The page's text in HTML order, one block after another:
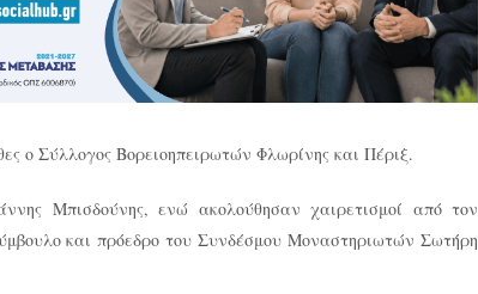
ο Σύλλογος Βορειοηπειρωτών Φλωρίνης και Πέριξ.
Μπισδούνης, ενώ ακολούθησαν χαιρετισμοί από τον
και πρόεδρο του Συνδέσμου Μοναστηριωτών Σωτήρη